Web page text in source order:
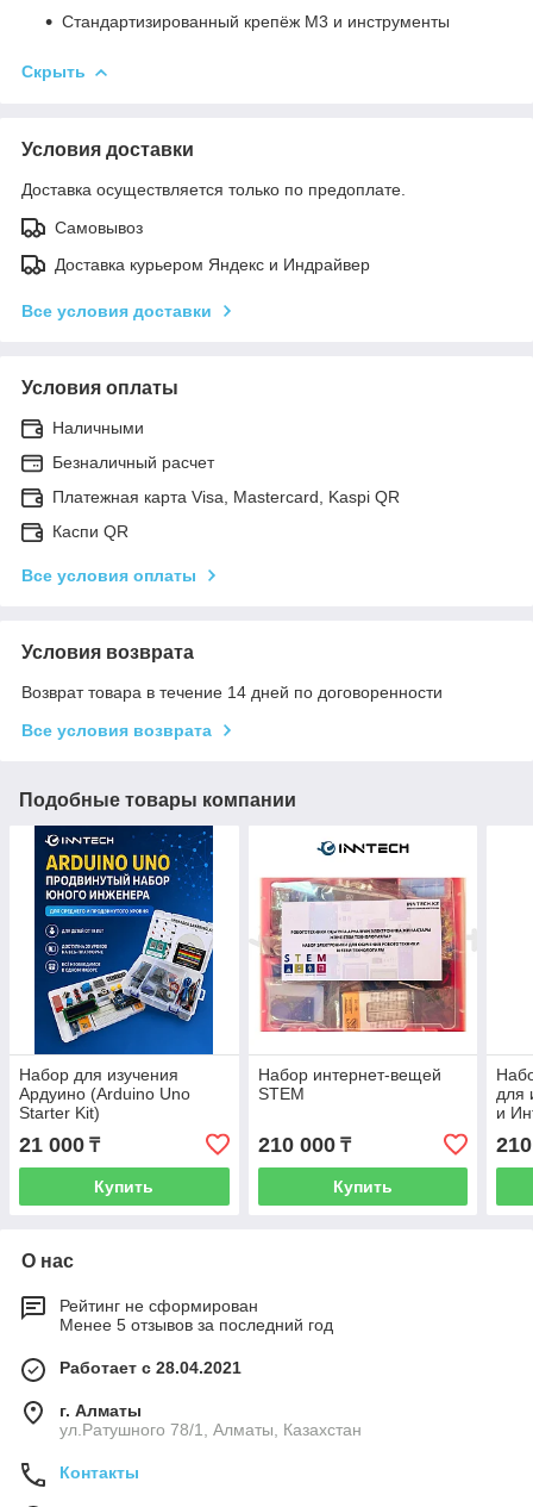
Стандартизированный крепёж M3 и инструменты
Скрыть
Условия доставки
Доставка осуществляется только по предоплате.
Самовывоз
Доставка курьером Яндекс и Индрайвер
Все условия доставки
Условия оплаты
Наличными
Безналичный расчет
Платежная карта Visa, Mastercard, Kaspi QR
Каспи QR
Все условия оплаты
Условия возврата
Возврат товара в течение 14 дней по договоренности
Все условия возврата
Подобные товары компании
Набор для изучения
Ардуино (Arduino Uno
Starter Kit)
21 000 ₸
Купить
Набор интернет-вещей
STEM
210 000₸
Купить
для
и
О нас
Рейтинг не сформирован
Менее 5 отзывов за последний год
Работает с 28.04.2021
г. Алматы
ул.Ратушного 78/1, Алматы, Казахстан
Контакты